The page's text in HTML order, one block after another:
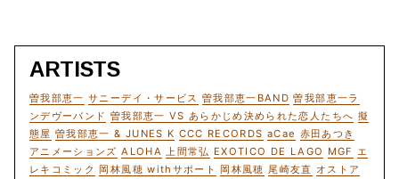
ARTISTS
曽我部恵一 サニーデイ・サービス 曽我部恵一BAND 曽我部恵一ラ
ンデヴーバンド 曽我部恵一 VS あらかじめ決められた恋人たちへ 擬
態屋 曽我部恵一 & JUNES K CCC RECORDS aCae 赤田あつき
アニメーションズ ALOHA 上間常弘 EXOTICO DE LAGO MGF エ
レキコミック 岡林風穂 withサポート 岡林風穂 尾崎友直 オストア